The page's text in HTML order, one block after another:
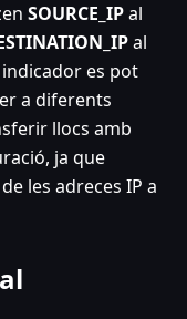
SOURCE_IPal
al
es pot
a diferents
llocs amb
ja que
les adreces IP a